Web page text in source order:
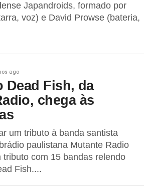
Japandroids, formado por
voz) e David Prowse (bateria,
ago
Dead Fish, da
chega às
um tributo à banda santista
paulistana Mutante Radio
tributo com 15 bandas relendo
Fish....